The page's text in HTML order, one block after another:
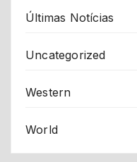
Últimas Notícias
Uncategorized
Western
World